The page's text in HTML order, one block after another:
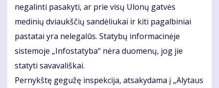
negalinti pasakyti, ar prie visų Ulonų gatvės
medinių dviaukščių sandėliukai ir kiti pagalbiniai
pastatai yra nelegalūs. Statybų informacinėje
sistemoje „Infostatyba“ nėra duomenų, jog jie
statyti savavališkai.
Pernykštę gegužę inspekcija, atsakydama į „Alytaus